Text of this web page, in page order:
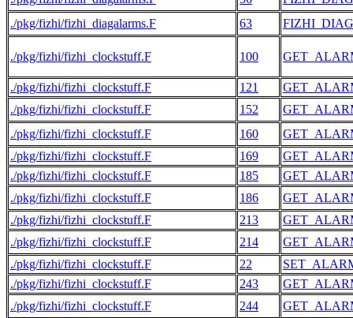
./pkg/fizhi/fizhi_diagalarms.F
63
./pkg/fizhi/fizhi_clockstuff.F 100
./pkg/fizhi/fizhi_clockstuff.F 121
./pkg/fizhi/fizhi_clockstuff.F
152
./pkg/fizhi/fizhi_clockstuff.F
160
./pkg/fizhi/fizhi_clockstuff.F
169
./pkg/fizhi/fizhi_clockstuff.F
185
./pkg/fizhi/fizhi_clockstuff.F
186
./pkg/fizhi/fizhi_clockstuff.F
213
./pkg/fizhi/fizhi_clockstuff.F
214
./pkg/fizhi/fizhi_clockstuff.F
22
./pkg/fizhi/fizhi_clockstuff.F
243
./pkg/fizhi/fizhi_clockstuff.F
244